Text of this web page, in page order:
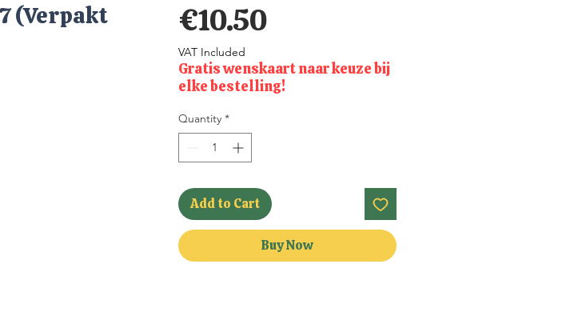
(Verpakt
€10.50Price
VAT Included
Gratis wenskaart naar keuze bij
elke bestelling!
Quantity *
Add to Cart
Buy Now